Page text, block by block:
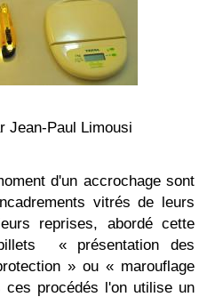
Jean-Paul Limousi
d'un accrochage sont
vitrés de leurs
reprises, abordé cette
« présentation des
» ou « marouflage
procédés l'on utilise un